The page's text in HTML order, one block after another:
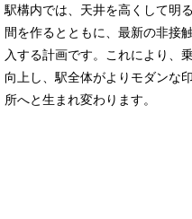
駅構内では、天井を高くして明
間を作るとともに、最新の非接
入する計画です。これにより、
向上し、駅全体がよりモダンな
所へと生まれ変わります。